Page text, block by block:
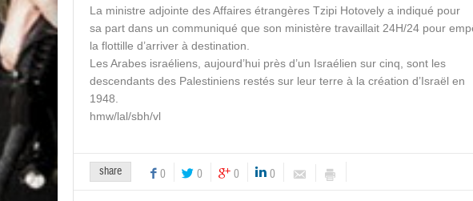
La ministre adjointe des Affaires étrangères Tzipi Hotovely a indiqué pour
sa part dans un communiqué que son ministère travaillait 24H/24 pour
la flottille d’arriver à destination.
Les Arabes israéliens, aujourd’hui près d’un Israélien sur cinq, sont les
descendants des Palestiniens restés sur leur terre à la création d’Israël en
1948.
hmw/lal/sbh/vl
share 0 0 0 0